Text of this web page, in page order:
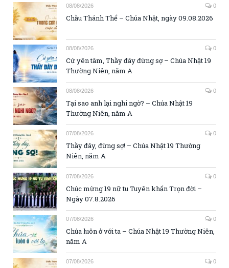
08/08/2026 0
Chầu Thánh Thể – Chúa Nhật, ngày 09.08.2026
08/08/2026 0
Cứ yên tâm, Thầy đây đừng sợ – Chúa Nhật 19
Thường Niên, năm A
08/08/2026 0
Tại sao anh lại nghi ngờ? – Chúa Nhật 19
Thường Niên, năm A
07/08/2026 0
Thầy đây, đừng sợ! – Chúa Nhật 19 Thường
Niên, năm A
07/08/2026 0
Chúc mừng 19 nữ tu Tuyên khấn Trọn đời –
Ngày 07.8.2026
07/08/2026 0
Chúa luôn ở với ta – Chúa Nhật 19 Thường Niên,
năm A
07/08/2026 0